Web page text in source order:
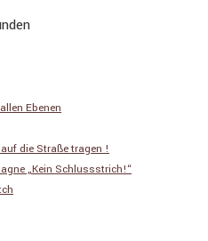
Ebenen
die Straße tragen !
„Kein Schlussstrich!“